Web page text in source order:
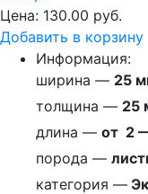
Цена: 130.00 руб.
Добавить в корзину
Информация:
ширина — 25
толщина — 25
длина — от 2
порода —
категория —